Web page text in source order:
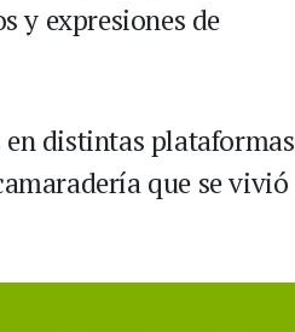
y expresiones de
distintas plataformas
que se vivió